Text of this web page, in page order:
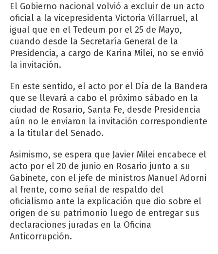
El Gobierno nacional volvió a excluir de un acto
oficial a la vicepresidenta Victoria Villarruel, al
igual que en el Tedeum por el 25 de Mayo,
cuando desde la Secretaría General de la
Presidencia, a cargo de Karina Milei, no se envió
la invitación.
En este sentido, el acto por el Día de la Bandera
que se llevará a cabo el próximo sábado en la
ciudad de Rosario, Santa Fe, desde Presidencia
aún no le enviaron la invitación correspondiente
a la titular del Senado.
Asimismo, se espera que Javier Milei encabece el
acto por el 20 de junio en Rosario junto a su
Gabinete, con el jefe de ministros Manuel Adorni
al frente, como señal de respaldo del
oficialismo ante la explicación que dio sobre el
origen de su patrimonio luego de entregar sus
declaraciones juradas en la Oficina
Anticorrupción.